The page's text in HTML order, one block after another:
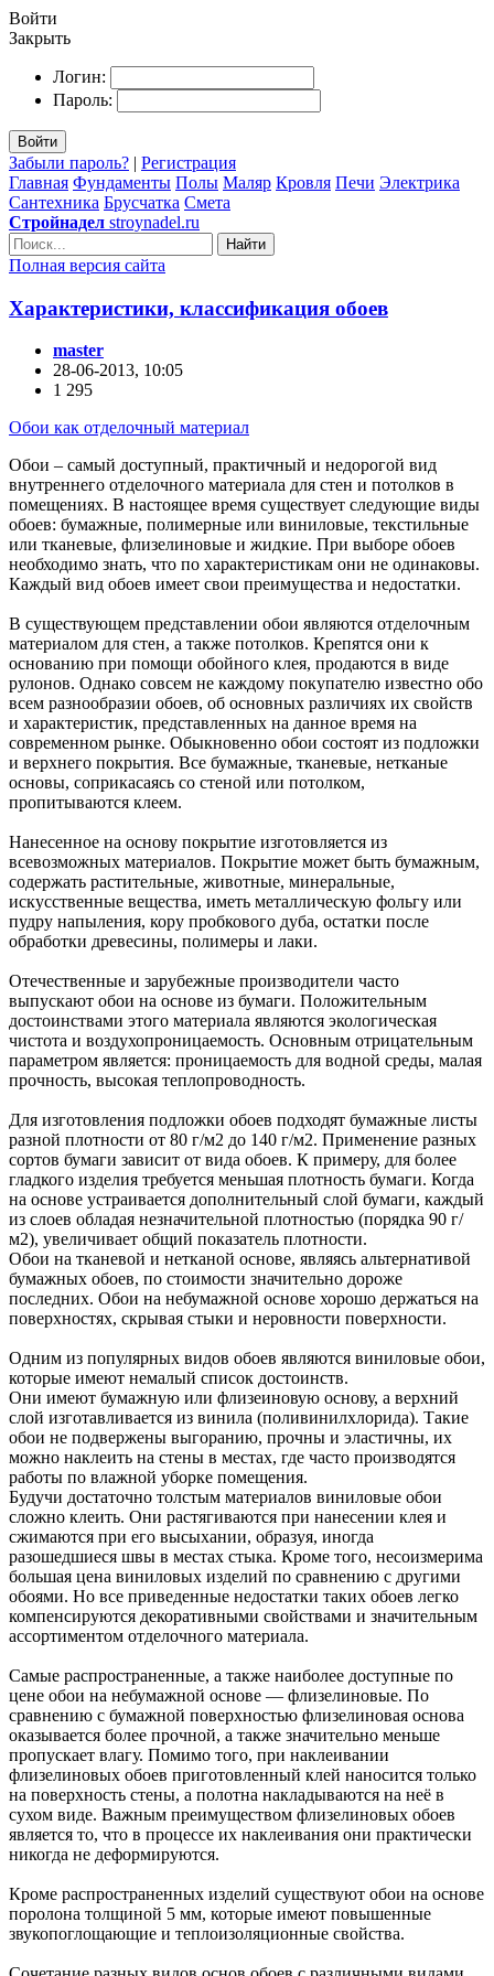
Войти
Закрыть
Логин:
Пароль:
Войти
Забыли пароль? | Регистрация
Главная Фундаменты Полы Маляр Кровля Печи Электрика
Сантехника Брусчатка Смета
Стройнадел stroynadel.ru
Найти
Полная версия сайта
Характеристики, классификация обоев
master
28-06-2013, 10:05
1 295
Обои как отделочный материал
Обои – самый доступный, практичный и недорогой вид
внутреннего отделочного материала для стен и потолков в
помещениях. В настоящее время существует следующие виды
обоев: бумажные, полимерные или виниловые, текстильные
или тканевые, флизелиновые и жидкие. При выборе обоев
необходимо знать, что по характеристикам они не одинаковы.
Каждый вид обоев имеет свои преимущества и недостатки.
В существующем представлении обои являются отделочным
материалом для стен, а также потолков. Крепятся они к
основанию при помощи обойного клея, продаются в виде
рулонов. Однако совсем не каждому покупателю известно обо
всем разнообразии обоев, об основных различиях их свойств
и характеристик, представленных на данное время на
современном рынке. Обыкновенно обои состоят из подложки
и верхнего покрытия. Все бумажные, тканевые, нетканые
основы, соприкасаясь со стеной или потолком,
пропитываются клеем.
Нанесенное на основу покрытие изготовляется из
всевозможных материалов. Покрытие может быть бумажным,
содержать растительные, животные, минеральные,
искусственные вещества, иметь металлическую фольгу или
пудру напыления, кору пробкового дуба, остатки после
обработки древесины, полимеры и лаки.
Отечественные и зарубежные производители часто
выпускают обои на основе из бумаги. Положительным
достоинствами этого материала являются экологическая
чистота и воздухопроницаемость. Основным отрицательным
параметром является: проницаемость для водной среды, малая
прочность, высокая теплопроводность.
Для изготовления подложки обоев подходят бумажные листы
разной плотности от 80 г/м2 до 140 г/м2. Применение разных
сортов бумаги зависит от вида обоев. К примеру, для более
гладкого изделия требуется меньшая плотность бумаги. Когда
на основе устраивается дополнительный слой бумаги, каждый
из слоев обладая незначительной плотностью (порядка 90 г/
м2), увеличивает общий показатель плотности.
Обои на тканевой и нетканой основе, являясь альтернативой
бумажных обоев, по стоимости значительно дороже
последних. Обои на небумажной основе хорошо держаться на
поверхностях, скрывая стыки и неровности поверхности.
Одним из популярных видов обоев являются виниловые обои,
которые имеют немалый список достоинств.
Они имеют бумажную или флизеиновую основу, а верхний
слой изготавливается из винила (поливинилхлорида). Такие
обои не подвержены выгоранию, прочны и эластичны, их
можно наклеить на стены в местах, где часто производятся
работы по влажной уборке помещения.
Будучи достаточно толстым материалов виниловые обои
сложно клеить. Они растягиваются при нанесении клея и
сжимаются при его высыхании, образуя, иногда
разошедшиеся швы в местах стыка. Кроме того, несоизмерима
большая цена виниловых изделий по сравнению с другими
обоями. Но все приведенные недостатки таких обоев легко
компенсируются декоративными свойствами и значительным
ассортиментом отделочного материала.
Самые распространенные, а также наиболее доступные по
цене обои на небумажной основе — флизелиновые. По
сравнению с бумажной поверхностью флизелиновая основа
оказывается более прочной, а также значительно меньше
пропускает влагу. Помимо того, при наклеивании
флизелиновых обоев приготовленный клей наносится только
на поверхность стены, а полотна накладываются на неё в
сухом виде. Важным преимуществом флизелиновых обоев
является то, что в процессе их наклеивания они практически
никогда не деформируются.
Кроме распространенных изделий существуют обои на основе
поролона толщиной 5 мм, которые имеют повышенные
звукопоглощающие и теплоизоляционные свойства.